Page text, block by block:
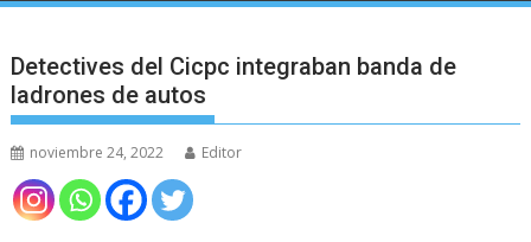
Detectives del Cicpc integraban banda de
ladrones de autos
noviembre 24, 2022 Editor